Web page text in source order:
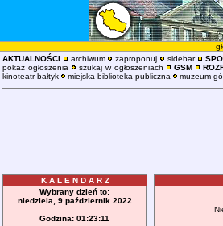
AKTUALNOŚCI
archiwum zaproponuj sidebar
pokaż ogłoszenia
szukaj w ogłoszeniach GSM
kinoteatr bałtyk
miejska biblioteka publiczna muzeum
K A L E N D A R Z
Wybrany dzień to:
niedziela, 9 październik 2022
Godzina: 01:23:12